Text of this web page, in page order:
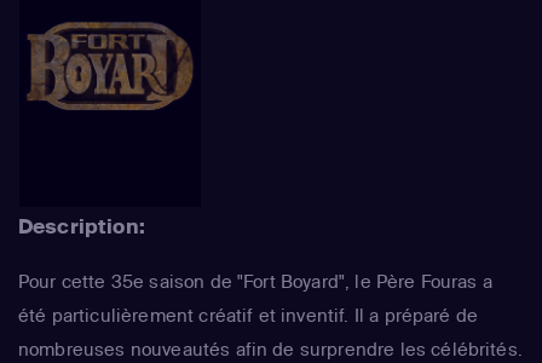
Description:
Pour cette 35e saison de "Fort Boyard", le Père Fouras a
été particulièrement créatif et inventif. Il a préparé de
nombreuses nouveautés afin de surprendre les célébrités.